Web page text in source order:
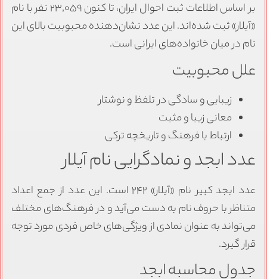
بر اساس اطلاعات ثبت احوال ایران، تا کنون ۲۳٬۰۵۹ نفر با نام
«آیلار» ثبت شده‌اند. این عدد نشان‌دهنده محبوبیت بالای این
نام در میان خانواده‌های ایرانی است.
علل محبوبیت
زیبایی و سادگی در تلفظ و نوشتار
معانی زیبا و مثبت
ارتباط با فرهنگ و تاریخچه ترکی
عدد ابجد و نمادگرایی نام آیلار
عدد ابجد کبیر نام «آیلار» ۲۴۲ است. این عدد از جمع اعداد
متناظر با حروف نام به دست می‌آید و در فرهنگ‌های مختلف
می‌تواند به عنوان نمادی از ویژگی‌های خاص فردی مورد توجه
قرار گیرد.
جدول محاسبه ابجد